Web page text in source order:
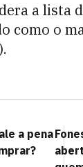
a lista
como o
a pena